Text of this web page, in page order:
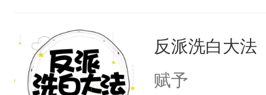
母的微笑：“
留看着面前这
人，突然醒悟
惜被人暗害，
绝。主神知晓
反派洗白大法
赋予